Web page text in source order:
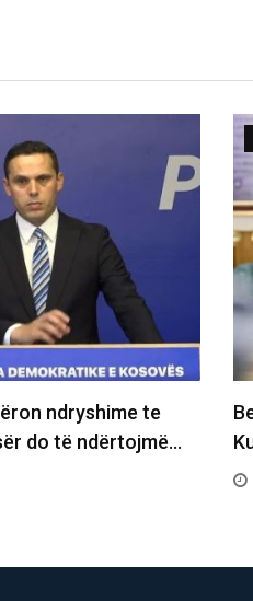
e sallës së
mbyllura…